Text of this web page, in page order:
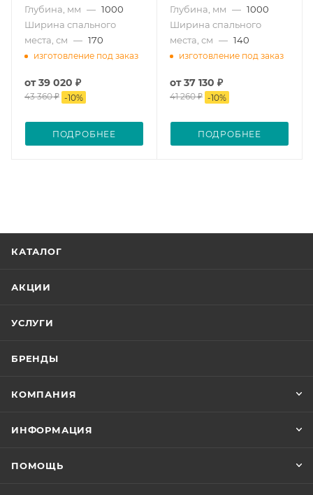
Глубина, мм — 1000
Ширина спального
места, см — 170
изготовление под заказ
от39 020 ₽
43 360 ₽ -10%
ПОДРОБНЕЕ
Глубина, мм — 1000
Ширина спального
места, см — 140
изготовление под заказ
от37 130 ₽
41 260 ₽ -10%
ПОДРОБНЕЕ
КАТАЛОГ
АКЦИИ
УСЛУГИ
БРЕНДЫ
КОМПАНИЯ
ИНФОРМАЦИЯ
ПОМОЩЬ